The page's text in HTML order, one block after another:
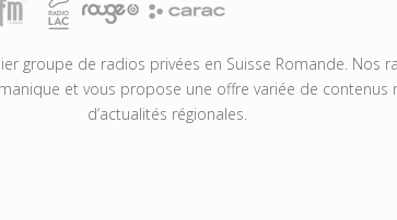
groupe de radios privées en Suisse Romande. Nos
et vous propose une offre variée de contenus
d’actualités régionales.